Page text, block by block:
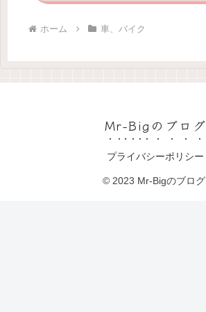
ホーム 車、バイク
Mr-Bigのブログ
プライバシーポリシー
© 2023 Mr-Bigのブログ.